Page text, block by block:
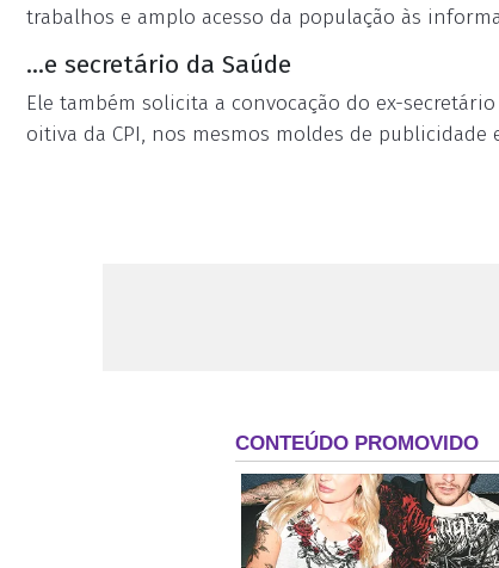
trabalhos e amplo acesso da população às
...e secretário da Saúde
Ele também solicita a convocação do ex-
oitiva da CPI, nos mesmos moldes de publicidade